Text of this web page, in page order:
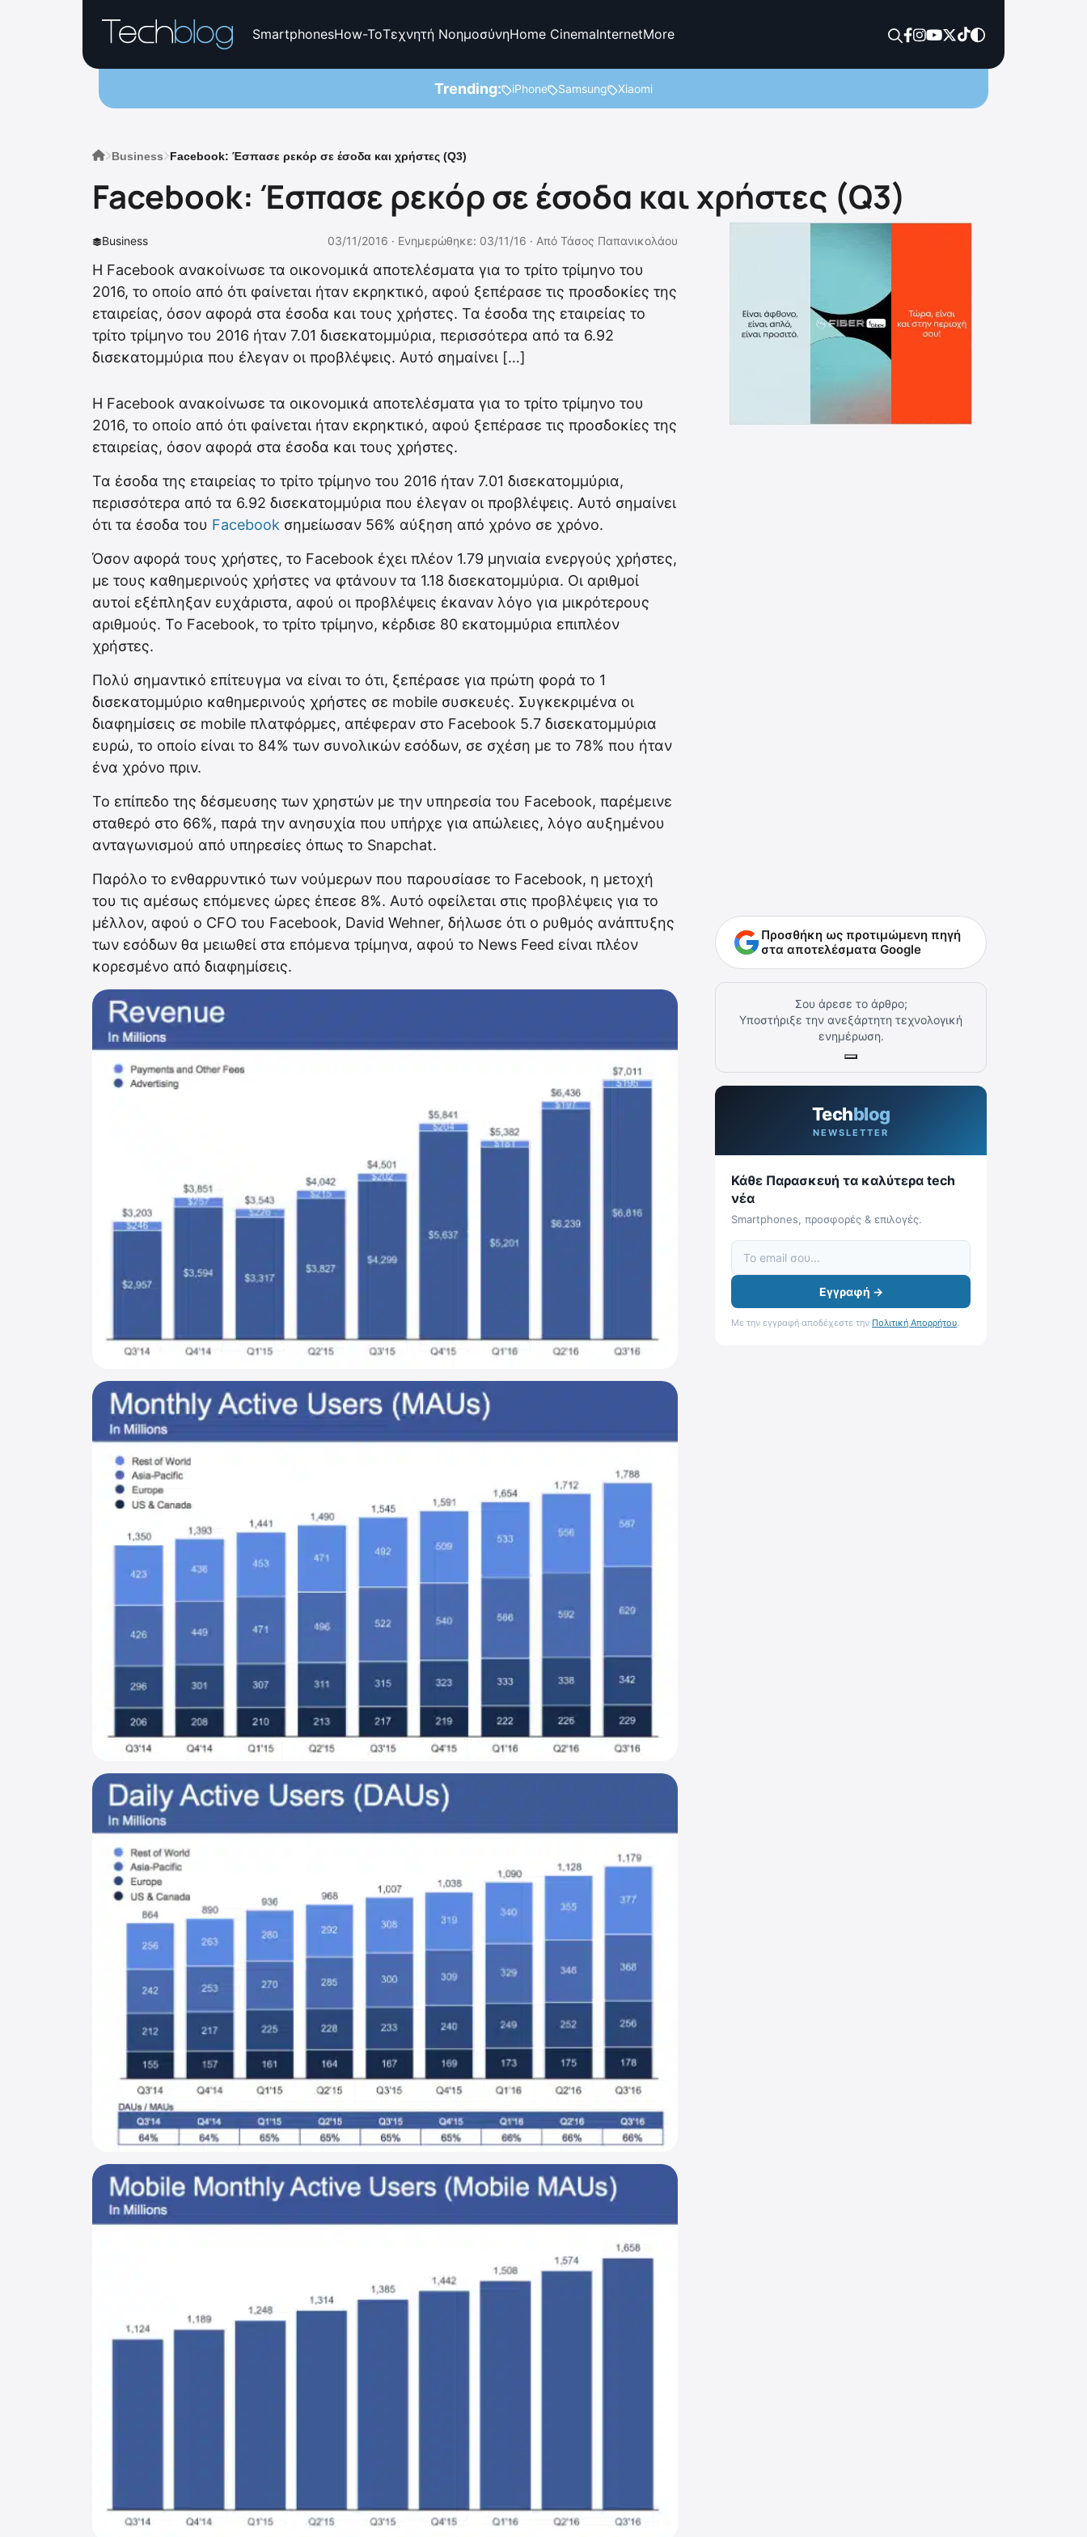
SmartphonesHow-ToΤεχνητή ΝοημοσύνηHome CinemaInternetMore
Trending: iPhone Samsung Xiaomi
Business Facebook: Έσπασε ρεκόρ σε έσοδα και χρήστες (Q3)
Facebook: Έσπασε ρεκόρ σε έσοδα και χρήστες (Q3)
Business 03/11/2016 · Ενημερώθηκε: 03/11/16 · Από Τάσος Παπανικολάου
Η Facebook ανακοίνωσε τα οικονομικά αποτελέσματα για το τρίτο τρίμηνο του
2016, το οποίο από ότι φαίνεται ήταν εκρηκτικό, αφού ξεπέρασε τις προσδοκίες της
εταιρείας, όσον αφορά στα έσοδα και τους χρήστες. Τα έσοδα της εταιρείας το
τρίτο τρίμηνο του 2016 ήταν 7.01 δισεκατομμύρια, περισσότερα από τα 6.92
δισεκατομμύρια που έλεγαν οι προβλέψεις. Αυτό σημαίνει […]
Η Facebook ανακοίνωσε τα οικονομικά αποτελέσματα για το τρίτο τρίμηνο του
2016, το οποίο από ότι φαίνεται ήταν εκρηκτικό, αφού ξεπέρασε τις προσδοκίες της
εταιρείας, όσον αφορά στα έσοδα και τους χρήστες.
Τα έσοδα της εταιρείας το τρίτο τρίμηνο του 2016 ήταν 7.01 δισεκατομμύρια,
περισσότερα από τα 6.92 δισεκατομμύρια που έλεγαν οι προβλέψεις. Αυτό σημαίνει
ότι τα έσοδα του Facebook σημείωσαν 56% αύξηση από χρόνο σε χρόνο.
Όσον αφορά τους χρήστες, το Facebook έχει πλέον 1.79 μηνιαία ενεργούς χρήστες,
με τους καθημερινούς χρήστες να φτάνουν τα 1.18 δισεκατομμύρια. Οι αριθμοί
αυτοί εξέπληξαν ευχάριστα, αφού οι προβλέψεις έκαναν λόγο για μικρότερους
αριθμούς. Το Facebook, το τρίτο τρίμηνο, κέρδισε 80 εκατομμύρια επιπλέον
χρήστες.
Πολύ σημαντικό επίτευγμα να είναι το ότι, ξεπέρασε για πρώτη φορά το 1
δισεκατομμύριο καθημερινούς χρήστες σε mobile συσκευές. Συγκεκριμένα οι
διαφημίσεις σε mobile πλατφόρμες, απέφεραν στο Facebook 5.7 δισεκατομμύρια
ευρώ, το οποίο είναι το 84% των συνολικών εσόδων, σε σχέση με το 78% που ήταν
ένα χρόνο πριν.
Το επίπεδο της δέσμευσης των χρηστών με την υπηρεσία του Facebook, παρέμεινε
σταθερό στο 66%, παρά την ανησυχία που υπήρχε για απώλειες, λόγο αυξημένου
ανταγωνισμού από υπηρεσίες όπως το Snapchat.
Παρόλο το ενθαρρυντικό των νούμερων που παρουσίασε το Facebook, η μετοχή
του τις αμέσως επόμενες ώρες έπεσε 8%. Αυτό οφείλεται στις προβλέψεις για το
μέλλον, αφού ο CFO του Facebook, David Wehner, δήλωσε ότι ο ρυθμός ανάπτυξης
των εσόδων θα μειωθεί στα επόμενα τρίμηνα, αφού το News Feed είναι πλέον
κορεσμένο από διαφημίσεις.
Προσθήκη ως προτιμώμενη πηγή
στα αποτελέσματα Google
Σου άρεσε το άρθρο;
Υποστήριξε την ανεξάρτητη τεχνολογική
ενημέρωση.
Techblog
NEWSLETTER
Κάθε Παρασκευή τα καλύτερα tech
νέα
Smartphones, προσφορές & επιλογές.
Εγγραφή →
Με την εγγραφή αποδέχεστε την Πολιτική Απορρήτου.